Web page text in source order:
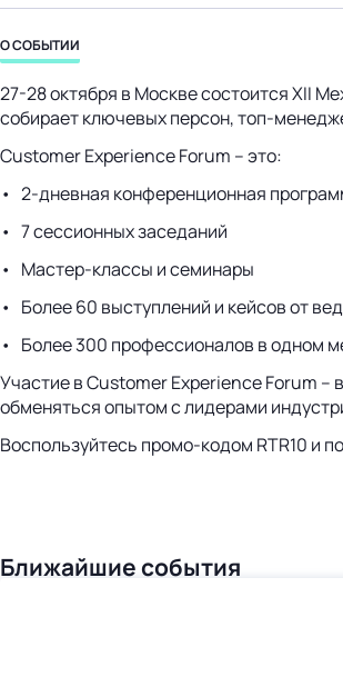
О СОБЫТИИ
27-28 октября в Москве состоится XII
собирает ключевых персон, топ-
Customer Experience Forum – это:
• 2-дневная конференционная
• 7 сессионных заседаний
• Мастер-классы и семинары
• Более 60 выступлений и кейсов от
• Более 300 профессионалов в одном
Участие в Customer Experience Forum –
обменяться опытом с лидерами
Воспользуйтесь промо-кодом RTR10 и
Ближайшие события